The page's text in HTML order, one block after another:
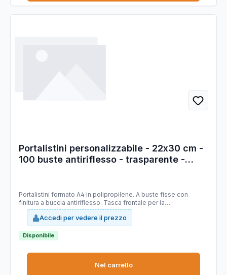
Portalistini personalizzabile - 22x30 cm -
100 buste antiriflesso - trasparente -
Portalistini formato A4 in polipropilene. A buste fisse con
finitura a buccia antiriflesso. Tasca frontale per la
personalizzazione. 100 buste.
Accedi per vedere il prezzo
Disponibile
Nel carrello